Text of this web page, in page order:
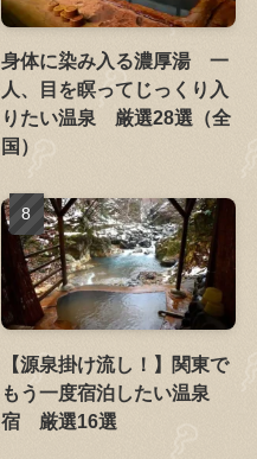
身体に染み入る濃厚湯 一
人、目を瞑ってじっくり入
りたい温泉 厳選28選（全
国）
【源泉掛け流し！】関東で
もう一度宿泊したい温泉
宿 厳選16選